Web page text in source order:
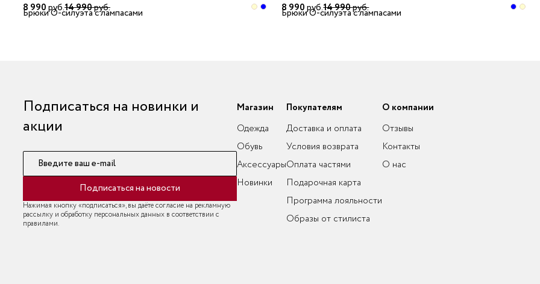
8 990руб.14 990руб.
Брюки О-силуэта с лампасами 8 990руб.14 990руб.
Брюки О-силуэта с лампасами
Подписаться на новинки и
акции
Введите ваш e-mail
Подписаться на новости
Нажимая кнопку «подписаться», вы даёте согласие на рекламную
рассылку и обработку персональных данных в соответствии с
правилами.
Магазин
Одежда
Обувь
Аксессуары
Новинки
Покупателям
Доставка и оплата
Условия возврата
Оплата частями
Подарочная карта
Программа лояльности
Образы от стилиста
О компании
Отзывы
Контакты
О нас